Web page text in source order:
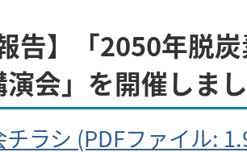
告】「2050年脱
会」を開催しま
ラシ (PDFファイル: